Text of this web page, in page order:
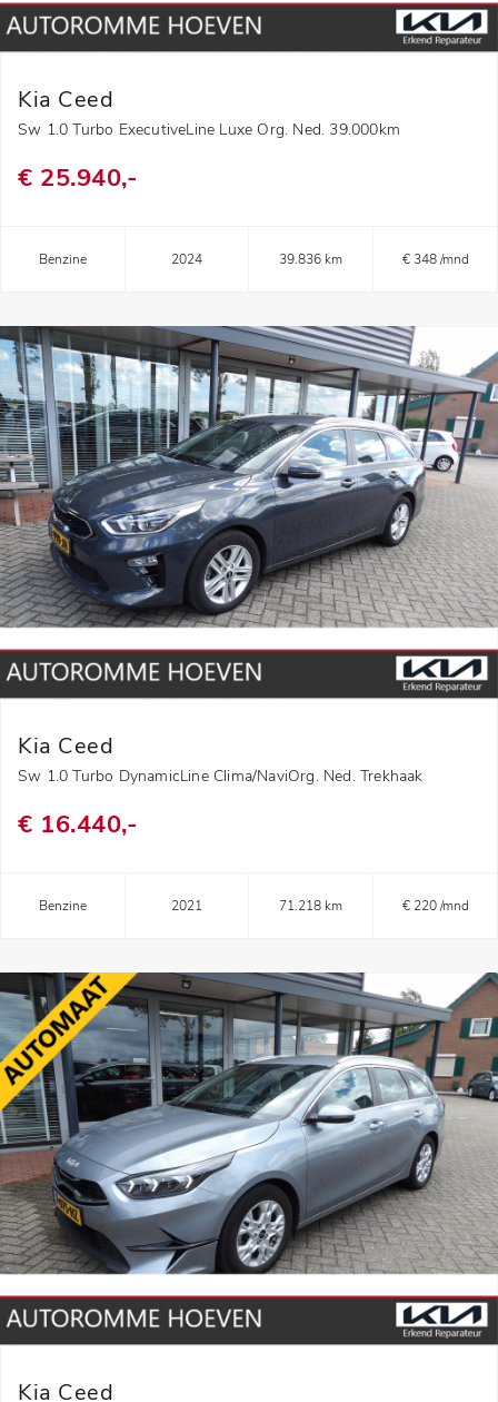
Kia Ceed
Sw 1.0 Turbo ExecutiveLine Luxe Org. Ned. 39.000km
€ 25.940,-
Benzine 2024 39.836 km € 348 /mnd
Kia Ceed
Sw 1.0 Turbo DynamicLine Clima/NaviOrg. Ned. Trekhaak
€ 16.440,-
Benzine 2021 71.218 km € 220 /mnd
Kia Ceed